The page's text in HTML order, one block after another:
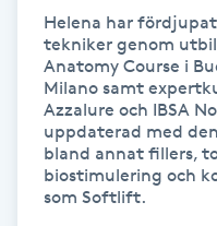
Hot yoga
Hudföryngring
Huduppstramning
Hudvård
Helena har
tekniker genom
Anatomy Course i
Milano samt
Azzalure och IBSA
uppdaterad med
bland annat fillers,
biostimulering och
som Softlift.